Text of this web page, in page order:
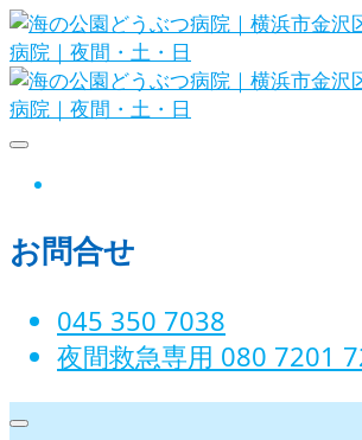
Skip
to
content
海の公園どうぶつ
浜市金沢区の犬・
お問合せ
045 350 7038‬
夜間救急専用 080 7201